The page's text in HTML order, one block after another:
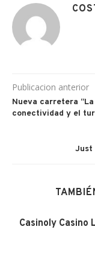
Publicacion anterior
Nueva carretera
conectividad y el
Just
Casinoly Casino